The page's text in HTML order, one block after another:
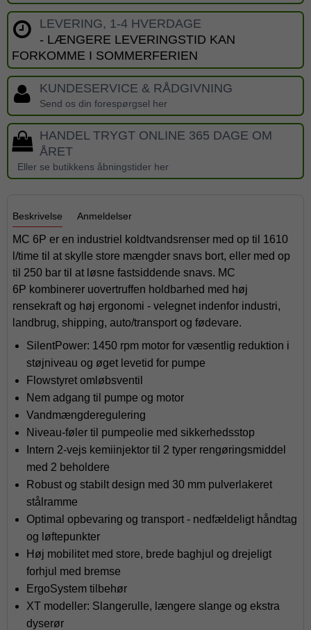
LEVERING, 1-4 HVERDAGE
- LÆNGERE LEVERINGSTID KAN
FORKOMME I SOMMERFERIEN
KUNDESERVICE & RÅDGIVNING
Send os din forespørgsel her
HANDEL TRYGT ONLINE 365 DAGE OM
ÅRET
Eller se butikkens åbningstider her
Beskrivelse Anmeldelser
MC 6P er en industriel koldtvandsrenser med op til 1610
l/time til at skylle store mængder snavs bort, eller med op
til 250 bar til at løsne fastsiddende snavs. MC
6P kombinerer uovertruffen holdbarhed med høj
rensekraft og høj ergonomi - velegnet indenfor industri,
landbrug, shipping, auto/transport og fødevare.
SilentPower: 1450 rpm motor for væsentlig reduktion i
støjniveau og øget levetid for pumpe
Flowstyret omløbsventil
Nem adgang til pumpe og motor
Vandmængderegulering
Niveau-føler til pumpeolie med sikkerhedsstop
Intern 2-vejs kemiinjektor til 2 typer rengøringsmiddel
med 2 beholdere
Robust og stabilt design med 30 mm pulverlakeret
stålramme
Optimal opbevaring og transport - nedfældeligt håndtag
og løftepunkter
Høj mobilitet med store, brede baghjul og drejeligt
forhjul med bremse
ErgoSystem tilbehør
XT modeller: Slangerulle, længere slange og ekstra
dyserør